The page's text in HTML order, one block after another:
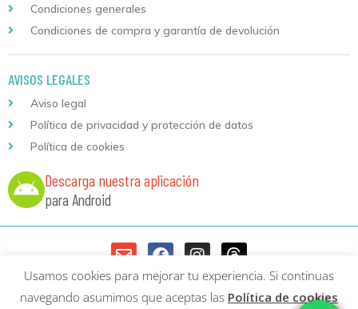
Condiciones generales
Condiciones de compra y garantía de devolución
AVISOS LEGALES
Aviso legal
Política de privacidad y protección de datos
Política de cookies
Descarga nuestra aplicación
para Android
Copyright © 2026 Formación Continuada Logoss |Diseño weby
Usamos cookies para mejorar tu experiencia. Si continuas
navegando asumimos que aceptas las Política de cookies